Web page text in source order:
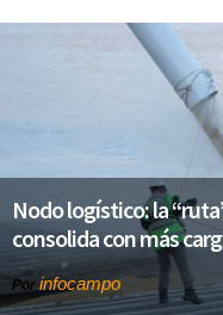
Nodo logístico: la
consolida con más
Por infocampo